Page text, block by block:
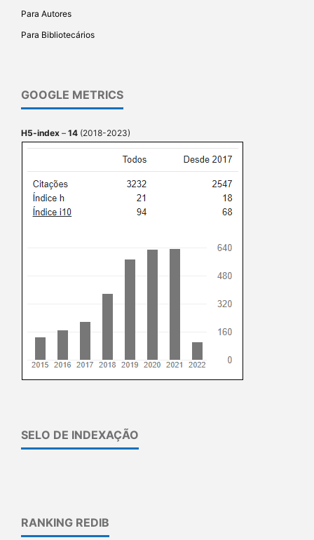
Para Autores
Para Bibliotecários
GOOGLE METRICS
H5-index – 14 (2018-2023)
SELO DE INDEXAÇÃO
RANKING REDIB